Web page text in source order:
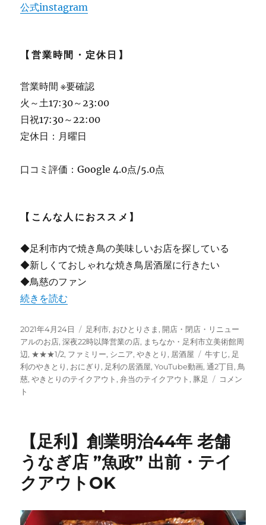
公式instagram
【営業時間・定休日】
営業時間 ※要確認
火～土17:30～23:00
日祝17:30～22:00
定休日：月曜日
口コミ評価：Google 4.0点/5.0点
【こんな人におススメ】
◆足利市内で焼き鳥の美味しいお店を探している
◆新しくておしゃれな焼き鳥居酒屋に行きたい
◆鳥慈のファン
“【足利】”やきとり 鳥慈” 再び路地裏に移転” の
続きを読む
投
稿
日:
2021年4月24日
カ
テ
ゴ
リ
ー
足利市, おひとりさま , 開店・閉店・リニュー
アルのお店,深夜22時以降営業の店, まちなか・足利市立美術館周
辺, ★★★1/2, ファミリー, シニア,やきとり , 居酒屋
タ
グ
牛すじ, 足
利のやきとり , おにぎり , 足利の居酒屋,YouTube動画,通2丁目, 鳥
慈,やきとりのテイクアウト ,弁当のテイクアウト , 豚足
【足
鳥
慈”
再
裏
コメン
ト
【足利】創業明治44年 老舗
うなぎ店 ”魚政” 出前・テイ
クアウトOK